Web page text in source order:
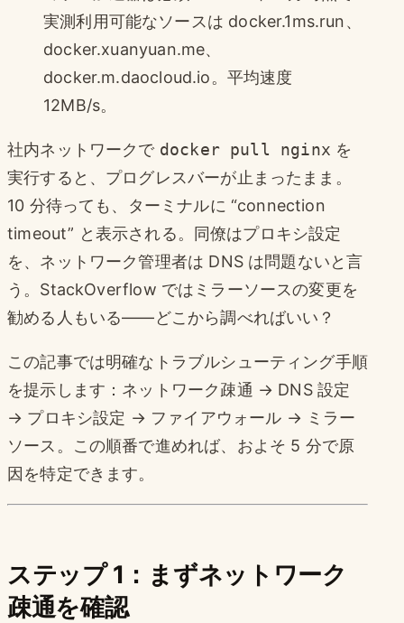
実測利用可能なソースは docker.1ms.run、
docker.xuanyuan.me、
docker.m.daocloud.io。平均速度
12MB/s。
社内ネットワークで docker pull nginx を
実行すると、プログレスバーが止まったまま。
10 分待っても、ターミナルに “connection
timeout” と表示される。同僚はプロキシ設定
を、ネットワーク管理者は DNS は問題ないと言
う。StackOverflow ではミラーソースの変更を
勧める人もいる——どこから調べればいい？
この記事では明確なトラブルシューティング手順
を提示します：ネットワーク疎通 → DNS 設定
→ プロキシ設定 → ファイアウォール → ミラー
ソース。この順番で進めれば、およそ 5 分で原
因を特定できます。
ステップ 1：まずネットワーク
疎通を確認